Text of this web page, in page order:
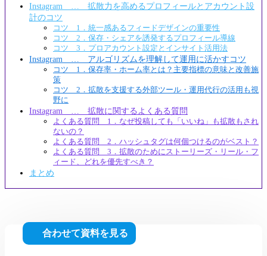
Instagram … 拡散力を高めるプロフィールとアカウント設
計のコツ
コツ 1．統一感あるフィードデザインの重要性
コツ 2．保存・シェアを誘発するプロフィール導線
コツ 3．プロアカウント設定とインサイト活用法
Instagram … アルゴリズムを理解して運用に活かすコツ
コツ 1．保存率・ホーム率とは？主要指標の意味と改善施
策
コツ 2．拡散を支援する外部ツール・運用代行の活用も視
野に
Instagram … 拡散に関するよくある質問
よくある質問 1．なぜ投稿しても「いいね」も拡散もされ
ないの？
よくある質問 2．ハッシュタグは何個つけるのがベスト？
よくある質問 3．拡散のためにストーリーズ・リール・フ
ィード、どれを優先すべき？
まとめ
合わせて資料を見る